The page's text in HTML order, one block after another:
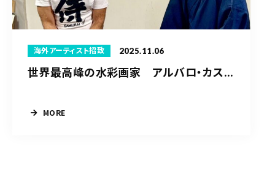
海外アーティスト招致 2025.11.06
世界最高峰の水彩画家 アルバロ・カス...
MORE